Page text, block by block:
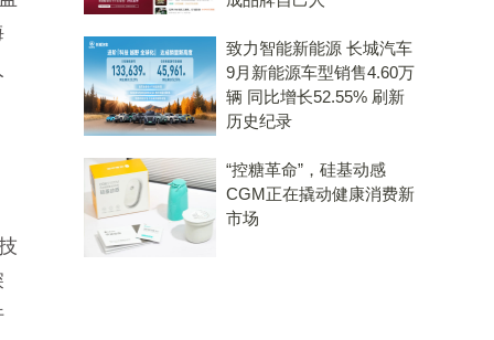
致力智能新能源 长城汽车
9月新能源车型销售4.60万
辆 同比增长52.55% 刷新
历史纪录
“控糖革命”，硅基动感
CGM正在撬动健康消费新
市场